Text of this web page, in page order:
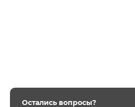
Остались вопросы?